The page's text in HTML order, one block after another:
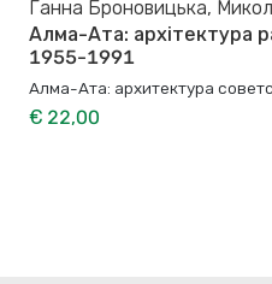
Ганна Броновицька,
Алма-Ата: архітектура
1955-1991
Алма-Ата: архитектура
€ 22,00